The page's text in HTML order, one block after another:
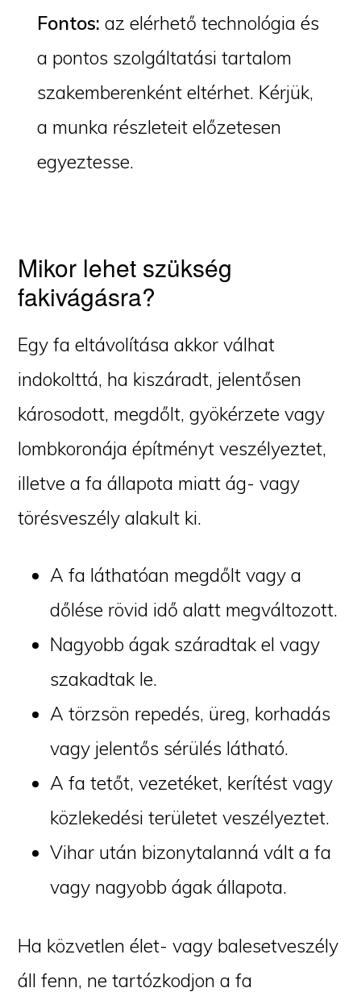
Fontos: az elérhető technológia és
a pontos szolgáltatási tartalom
szakemberenként eltérhet. Kérjük,
a munka részleteit előzetesen
egyeztesse.
Mikor lehet szükség
fakivágásra?
Egy fa eltávolítása akkor válhat
indokolttá, ha kiszáradt, jelentősen
károsodott, megdőlt, gyökérzete vagy
lombkoronája építményt veszélyeztet,
illetve a fa állapota miatt ág- vagy
törésveszély alakult ki.
A fa láthatóan megdőlt vagy a
dőlése rövid idő alatt megváltozott.
Nagyobb ágak száradtak el vagy
szakadtak le.
A törzsön repedés, üreg, korhadás
vagy jelentős sérülés látható.
A fa tetőt, vezetéket, kerítést vagy
közlekedési területet veszélyeztet.
Vihar után bizonytalanná vált a fa
vagy nagyobb ágak állapota.
Ha közvetlen élet- vagy balesetveszély
áll fenn, ne tartózkodjon a fa